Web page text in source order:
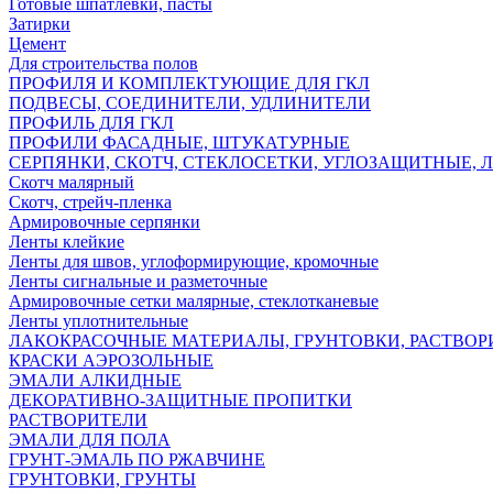
Готовые шпатлёвки, пасты
Затирки
Цемент
Для строительства полов
ПРОФИЛЯ И КОМПЛЕКТУЮЩИЕ ДЛЯ ГКЛ
ПОДВЕСЫ, СОЕДИНИТЕЛИ, УДЛИНИТЕЛИ
ПРОФИЛЬ ДЛЯ ГКЛ
ПРОФИЛИ ФАСАДНЫЕ, ШТУКАТУРНЫЕ
СЕРПЯНКИ, СКОТЧ, СТЕКЛОСЕТКИ, УГЛОЗАЩИТНЫЕ,
Скотч малярный
Скотч, стрейч-пленка
Армировочные серпянки
Ленты клейкие
Ленты для швов, углоформирующие, кромочные
Ленты сигнальные и разметочные
Армировочные сетки малярные, стеклотканевые
Ленты уплотнительные
ЛАКОКРАСОЧНЫЕ МАТЕРИАЛЫ, ГРУНТОВКИ,
КРАСКИ АЭРОЗОЛЬНЫЕ
ЭМАЛИ АЛКИДНЫЕ
ДЕКОРАТИВНО-ЗАЩИТНЫЕ ПРОПИТКИ
РАСТВОРИТЕЛИ
ЭМАЛИ ДЛЯ ПОЛА
ГРУНТ-ЭМАЛЬ ПО РЖАВЧИНЕ
ГРУНТОВКИ, ГРУНТЫ